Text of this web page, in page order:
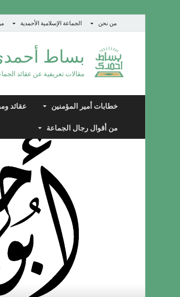
من نحن الجماعة الإسلامية الأحمدية
بساط
مقالات تعريفية عن عقائد
خطابات أمير المؤمنين عقائد
من أقوال رجال الجماعة